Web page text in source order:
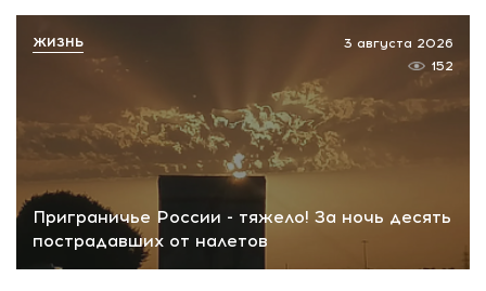
Приграничье России - тяжело! За ночь десять
пострадавших от налетов
3 августа 2026
152
ЖИЗНЬ